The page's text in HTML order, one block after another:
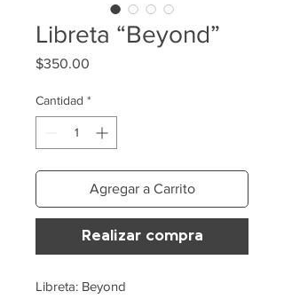
Libreta “Beyond”
$350.00
Cantidad *
Agregar a Carrito
Realizar compra
Libreta: Beyond